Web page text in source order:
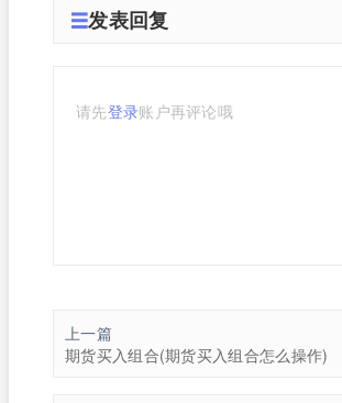
发表回复
请先登录账户再评论哦
上一篇
期货买入组合(期货买入组合怎么操作)